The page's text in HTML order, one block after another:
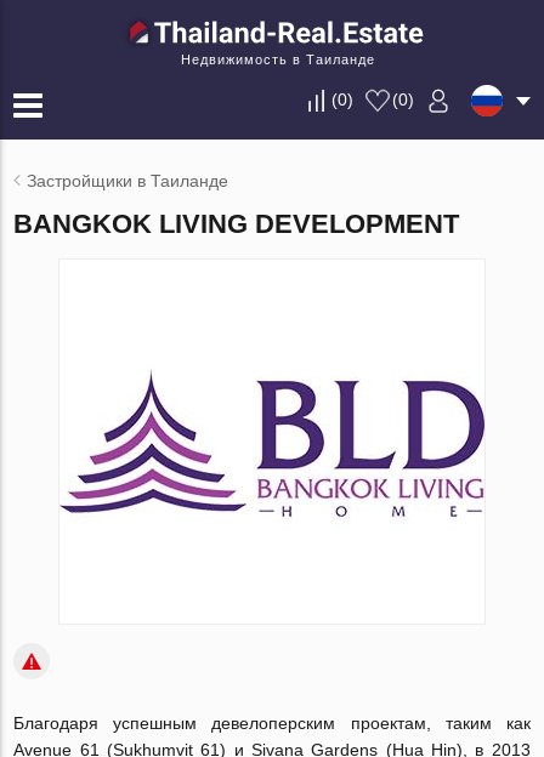
Недвижимость в Таиланде
(0) (0)
Застройщики в Таиланде
BANGKOK LIVING DEVELOPMENT
Благодаря успешным девелоперским проектам, таким как
Avenue 61 (Sukhumvit 61) и Sivana Gardens (Hua Hin), в 2013